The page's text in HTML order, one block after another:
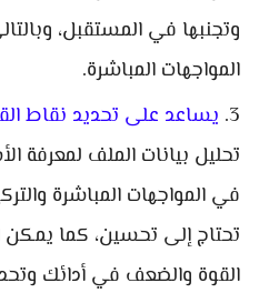
وتجنبها في المستقبل،
المواجهات المباشرة.
يساعد على تحديد نقاط
تحليل بيانات الملف لمعرفة
في المواجهات المباشرة
تحتاج إلى تحسين، كما يمكن
القوة والضعف في أدائك